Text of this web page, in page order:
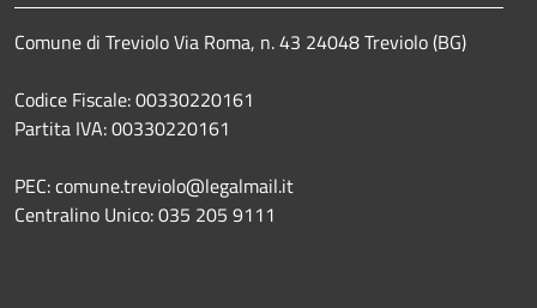
Comune di Treviolo Via Roma, n. 43 24048 Treviolo (BG)
Codice Fiscale: 00330220161
Partita IVA: 00330220161
PEC: comune.treviolo@legalmail.it
Centralino Unico:035 205 9111